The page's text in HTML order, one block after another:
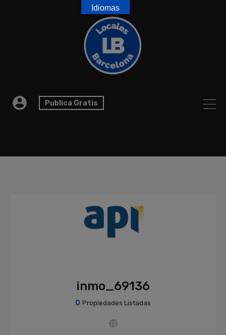
Publica Gratis
inmo_69136
0 Propiedades Listadas
Idiomas